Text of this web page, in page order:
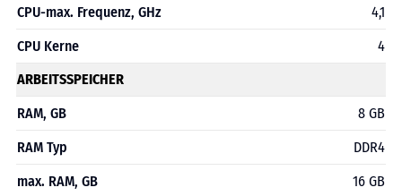
CPU-max. Frequenz, GHz
4,1
CPU Kerne
4
ARBEITSSPEICHER
RAM, GB
8 GB
RAM Typ
DDR4
max. RAM, GB
16 GB